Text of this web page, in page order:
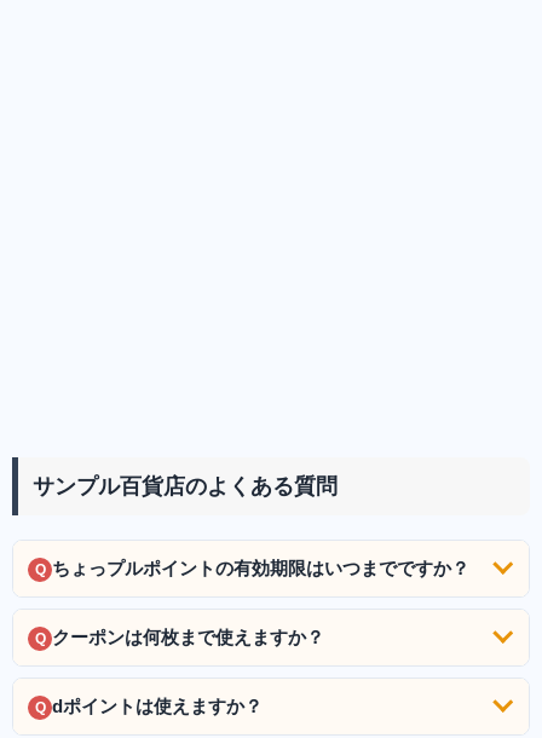
サンプル百貨店のよくある質問
Q ちょっプルポイントの有効期限はいつまでですか？
Q クーポンは何枚まで使えますか？
Q dポイントは使えますか？